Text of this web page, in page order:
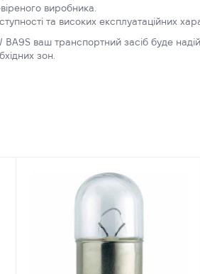
виробника.
та високих експлуатаційних
ваш транспортний засіб буде
зон.